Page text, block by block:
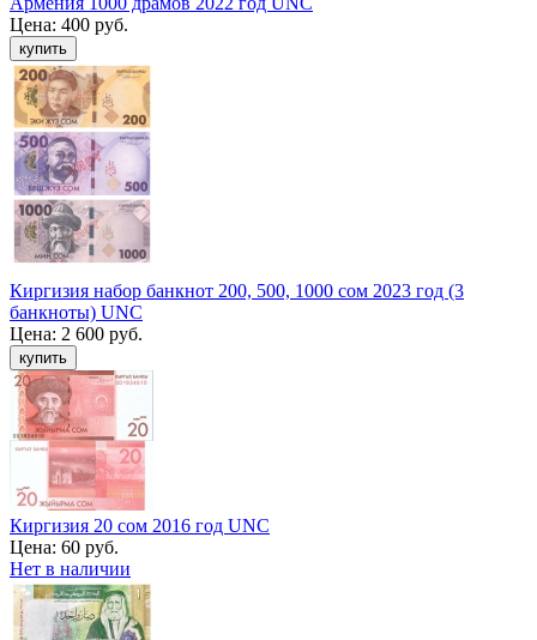
Цена: 400 руб.
Киргизия набор банкнот 200, 500, 1000 сом 2023 год (3
банкноты) UNC
Цена: 2 600 руб.
Киргизия 20 сом 2016 год UNC
Цена: 60 руб.
Нет в наличии